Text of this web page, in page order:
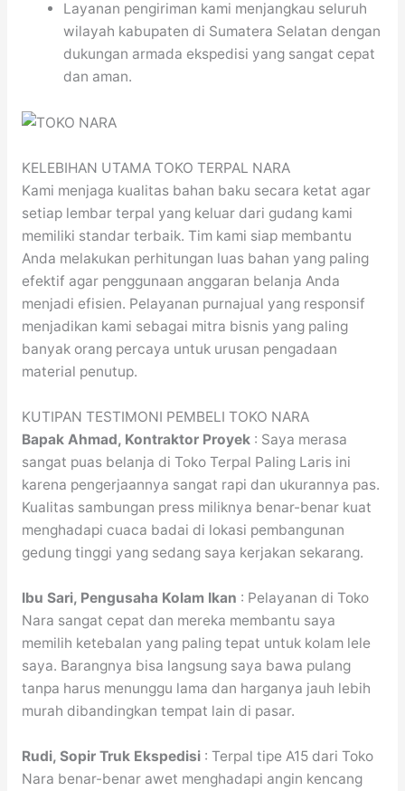
Layanan pengiriman kami menjangkau seluruh
wilayah kabupaten di Sumatera Selatan dengan
dukungan armada ekspedisi yang sangat cepat
dan aman.
KELEBIHAN UTAMA TOKO TERPAL NARA
Kami menjaga kualitas bahan baku secara ketat agar
setiap lembar terpal yang keluar dari gudang kami
memiliki standar terbaik. Tim kami siap membantu
Anda melakukan perhitungan luas bahan yang paling
efektif agar penggunaan anggaran belanja Anda
menjadi efisien. Pelayanan purnajual yang responsif
menjadikan kami sebagai mitra bisnis yang paling
banyak orang percaya untuk urusan pengadaan
material penutup.
KUTIPAN TESTIMONI PEMBELI TOKO NARA
Bapak Ahmad, Kontraktor Proyek: Saya merasa
sangat puas belanja di Toko Terpal Paling Laris ini
karena pengerjaannya sangat rapi dan ukurannya pas.
Kualitas sambungan press miliknya benar-benar kuat
menghadapi cuaca badai di lokasi pembangunan
gedung tinggi yang sedang saya kerjakan sekarang.
Ibu Sari, Pengusaha Kolam Ikan : Pelayanan di Toko
Nara sangat cepat dan mereka membantu saya
memilih ketebalan yang paling tepat untuk kolam lele
saya. Barangnya bisa langsung saya bawa pulang
tanpa harus menunggu lama dan harganya jauh lebih
murah dibandingkan tempat lain di pasar.
Rudi, Sopir Truk Ekspedisi: Terpal tipe A15 dari Toko
Nara benar-benar awet menghadapi angin kencang